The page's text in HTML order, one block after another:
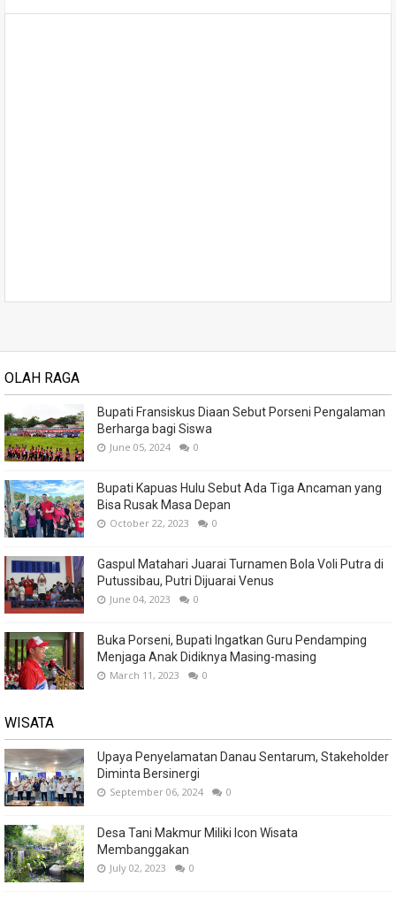
OLAH RAGA
Bupati Fransiskus Diaan Sebut Porseni Pengalaman
Berharga bagi Siswa
June 05, 2024 0
Bupati Kapuas Hulu Sebut Ada Tiga Ancaman yang
Bisa Rusak Masa Depan
October 22, 2023 0
Gaspul Matahari Juarai Turnamen Bola Voli Putra di
Putussibau, Putri Dijuarai Venus
June 04, 2023 0
Buka Porseni, Bupati Ingatkan Guru Pendamping
Menjaga Anak Didiknya Masing-masing
March 11, 2023 0
WISATA
Upaya Penyelamatan Danau Sentarum, Stakeholder
Diminta Bersinergi
September 06, 2024 0
Desa Tani Makmur Miliki Icon Wisata
Membanggakan
July 02, 2023 0